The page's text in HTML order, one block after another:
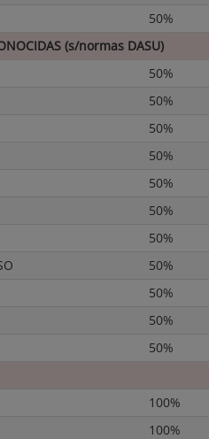
50%
(s/normas DASU)
50%
50%
50%
50%
50%
50%
50%
50%
50%
50%
50%
100%
100%